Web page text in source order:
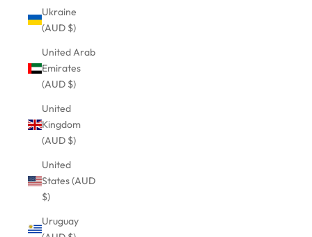
Ukraine
(AUD $)
United Arab
Emirates
(AUD $)
United
Kingdom
(AUD $)
United
States (AUD
$)
Uruguay